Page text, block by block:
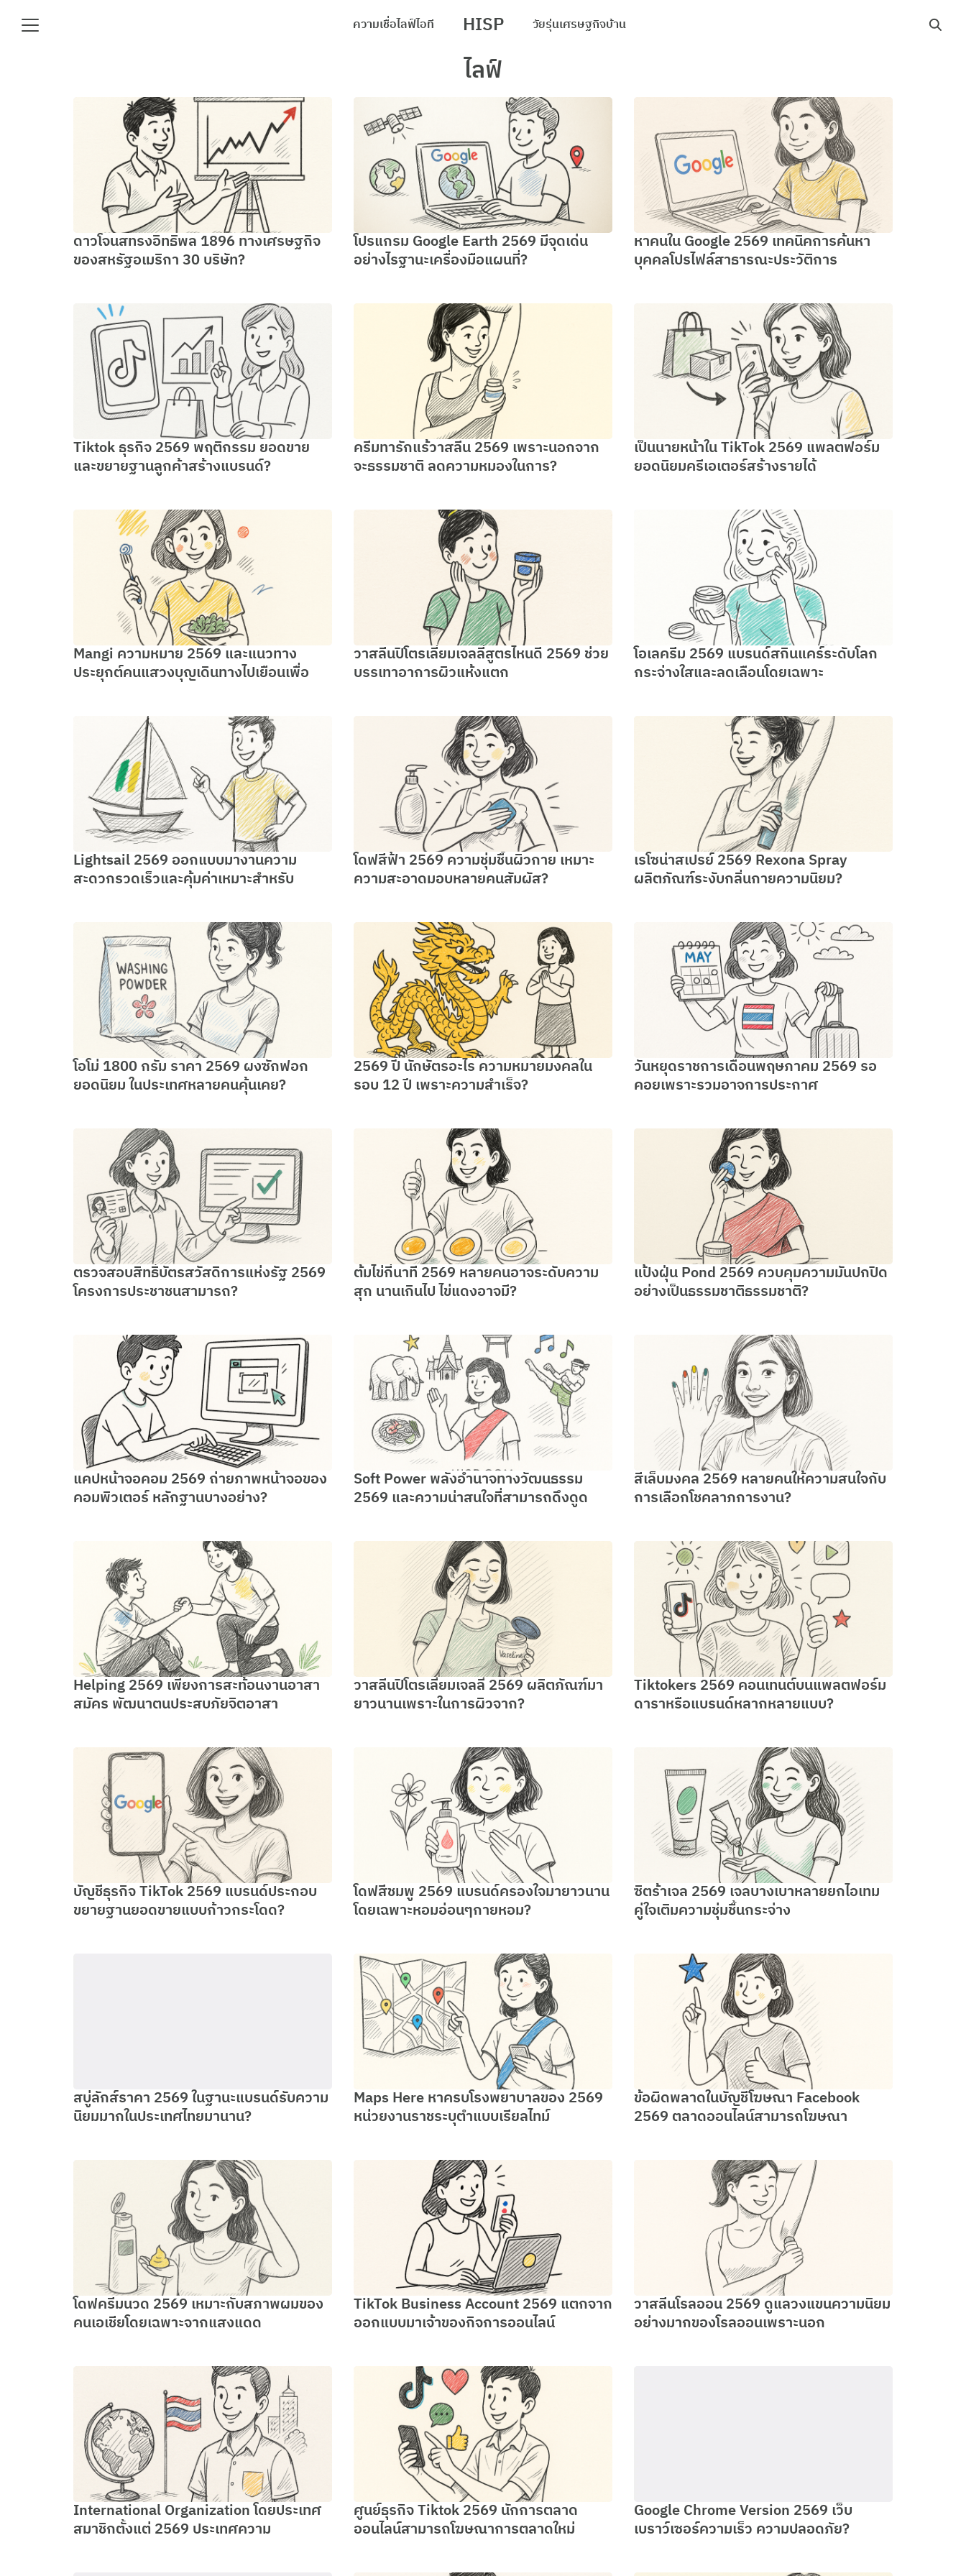
ความเชื่อไลฟ์ไอที HISP วัยรุ่นเศรษฐกิจบ้าน
ไลฟ์
ดาวโจนสทรงอิทธิพล 1896 ทางเศรษฐกิจ
ของสหรัฐอเมริกา 30 บริษัท?
โปรแกรม Google Earth 2569 มีจุดเด่น
อย่างไรฐานะเครื่องมือแผนที่?
หาคนใน Google 2569 เทคนิคการค้นหา
บุคคลโปรไฟล์สาธารณะประวัติการ
Tiktok ธุรกิจ 2569 พฤติกรรม ยอดขาย
และขยายฐานลูกค้าสร้างแบรนด์?
ครีมทารักแร้วาสลีน 2569 เพราะนอกจาก
จะธรรมชาติ ลดความหมองในการ?
เป็นนายหน้าใน TikTok 2569 แพลตฟอร์ม
ยอดนิยมครีเอเตอร์สร้างรายได้
Mangi ความหมาย 2569 และแนวทาง
ประยุกต์คนแสวงบุญเดินทางไปเยือนเพื่อ
วาสลีนปิโตรเลี่ยมเจลลี่สูตรไหนดี 2569 ช่วย
บรรเทาอาการผิวแห้งแตก
โอเลครีม 2569 แบรนด์สกินแคร์ระดับโลก
กระจ่างใสและลดเลือนโดยเฉพาะ
Lightsail 2569 ออกแบบมางานความ
สะดวกรวดเร็วและคุ้มค่าเหมาะสำหรับ
โดฟสีฟ้า 2569 ความชุ่มชื้นผิวกาย เหมาะ
ความสะอาดมอบหลายคนสัมผัส?
เรโซน่าสเปรย์ 2569 Rexona Spray
ผลิตภัณฑ์ระงับกลิ่นกายความนิยม?
โอโม่ 1800 กรัม ราคา 2569 ผงซักฟอก
ยอดนิยม ในประเทศหลายคนคุ้นเคย?
2569 ปี นักษัตรอะไร ความหมายมงคลใน
รอบ 12 ปี เพราะความสำเร็จ?
วันหยุดราชการเดือนพฤษภาคม 2569 รอ
คอยเพราะรวมอาจการประกาศ
ตรวจสอบสิทธิ์บัตรสวัสดิการแห่งรัฐ 2569
โครงการประชาชนสามารถ?
ต้มไข่กี่นาที 2569 หลายคนอาจระดับความ
สุก นานเกินไป ไข่แดงอาจมี?
แป้งฝุ่น Pond 2569 ควบคุมความมันปกปิด
อย่างเป็นธรรมชาติธรรมชาติ?
แคปหน้าจอคอม 2569 ถ่ายภาพหน้าจอของ
คอมพิวเตอร์ หลักฐานบางอย่าง?
Soft Power พลังอำนาจทางวัฒนธรรม
2569 และความน่าสนใจที่สามารถดึงดูด
สีเล็บมงคล 2569 หลายคนให้ความสนใจกับ
การเลือกโชคลาภการงาน?
Helping 2569 เพียงการสะท้อนงานอาสา
สมัคร พัฒนาตนประสบภัยจิตอาสา
วาสลีนปิโตรเลี่ยมเจลลี่ 2569 ผลิตภัณฑ์มา
ยาวนานเพราะในการผิวจาก?
Tiktokers 2569 คอนเทนต์บนแพลตฟอร์ม
ดาราหรือแบรนด์หลากหลายแบบ?
บัญชีธุรกิจ TikTok 2569 แบรนด์ประกอบ
ขยายฐานยอดขายแบบก้าวกระโดด?
โดฟสีชมพู 2569 แบรนด์ครองใจมายาวนาน
โดยเฉพาะหอมอ่อนๆกายหอม?
ซิตร้าเจล 2569 เจลบางเบาหลายยกไอเทม
คู่ใจเติมความชุ่มชื้นกระจ่าง
สบู่ลักส์ราคา 2569 ในฐานะแบรนด์รับความ
นิยมมากในประเทศไทยมานาน?
Maps Here หาครบโรงพยาบาลของ 2569
หน่วยงานราชระบุตำแบบเรียลไทม์
ข้อผิดพลาดในบัญชีโฆษณา Facebook
2569 ตลาดออนไลน์สามารถโฆษณา
โดฟครีมนวด 2569 เหมาะกับสภาพผมของ
คนเอเชียโดยเฉพาะจากแสงแดด
TikTok Business Account 2569 แตกจาก
ออกแบบมาเจ้าของกิจการออนไลน์
วาสลีนโรลออน 2569 ดูแลวงแขนความนิยม
อย่างมากของโรลออนเพราะนอก
International Organization โดยประเทศ
สมาชิกตั้งแต่ 2569 ประเทศความ
ศูนย์ธุรกิจ Tiktok 2569 นักการตลาด
ออนไลน์สามารถโฆษณาการตลาดใหม่
Google Chrome Version 2569 เว็บ
เบราว์เซอร์ความเร็ว ความปลอดภัย?